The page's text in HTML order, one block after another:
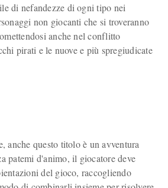
di nefandezze di ogni tipo nei
non giocanti che si troveranno
anche nel conflitto
pirati e le nuove e più spregiudicate
anche questo titolo è un avventura
patemi d'animo, il giocatore deve
del gioco, raccogliendo